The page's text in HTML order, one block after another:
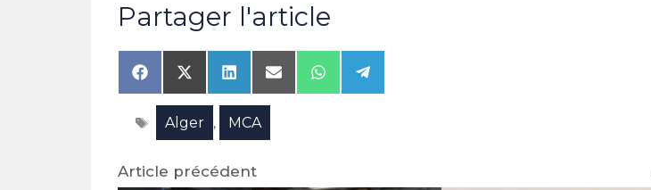
Partager l'article
Share
on
Facebook
Share
on
X
(Twitter)
Share
on
LinkedIn
Share
on
Share
on
Share
on
Étiquettes
Alger , MCA
Article précédent